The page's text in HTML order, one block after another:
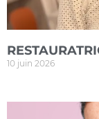
10 juin 2026